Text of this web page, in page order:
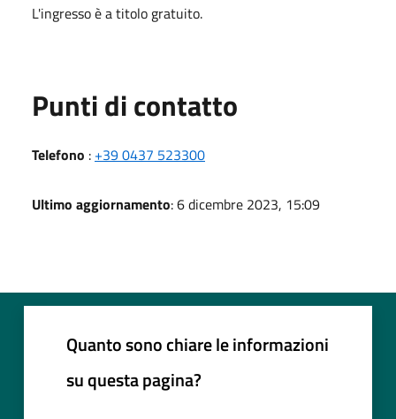
L'ingresso è a titolo gratuito.
Punti di contatto
Telefono : +39 0437 523300
Ultimo aggiornamento: 6 dicembre 2023, 15:09
Quanto sono chiare le informazioni
su questa pagina?